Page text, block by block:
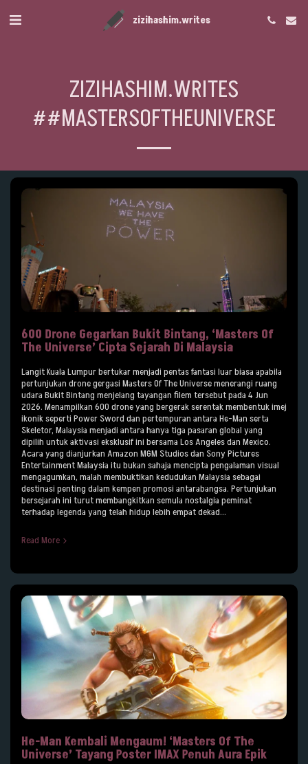
zizihashim.writes
ZIZIHASHIM.WRITES
##MASTERSOFTHEUNIVERSE
600 Drone Gegarkan Bukit Bintang, ‘Masters Of
The Universe’ Cipta Sejarah Di Malaysia
Langit Kuala Lumpur bertukar menjadi pentas fantasi luar biasa apabila
pertunjukan drone gergasi Masters Of The Universe menerangi ruang
udara Bukit Bintang menjelang tayangan filem tersebut pada 4 Jun
2026. Menampilkan 600 drone yang bergerak serentak membentuk imej
ikonik seperti Power Sword dan pertempuran antara He-Man serta
Skeletor, Malaysia menjadi antara hanya tiga pasaran global yang
dipilih untuk aktivasi eksklusif ini bersama Los Angeles dan Mexico.
Acara yang dianjurkan Amazon MGM Studios dan Sony Pictures
Entertainment Malaysia itu bukan sahaja mencipta pengalaman visual
mengagumkan, malah membuktikan kedudukan Malaysia sebagai
destinasi penting dalam kempen promosi antarabangsa. Pertunjukan
bersejarah ini turut membangkitkan semula nostalgia peminat
terhadap legenda yang telah hidup lebih empat dekad...
Read More
He-Man Kembali Mengaum! ‘Masters Of The
Universe’ Tayang Poster IMAX Penuh Aura Epik